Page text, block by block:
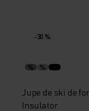
-30 %
% %
Jupe de ski de
Insulator